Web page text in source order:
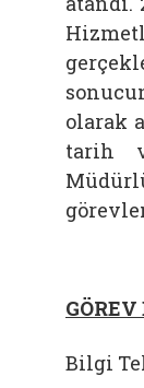
olarak
tarih
Bilgi